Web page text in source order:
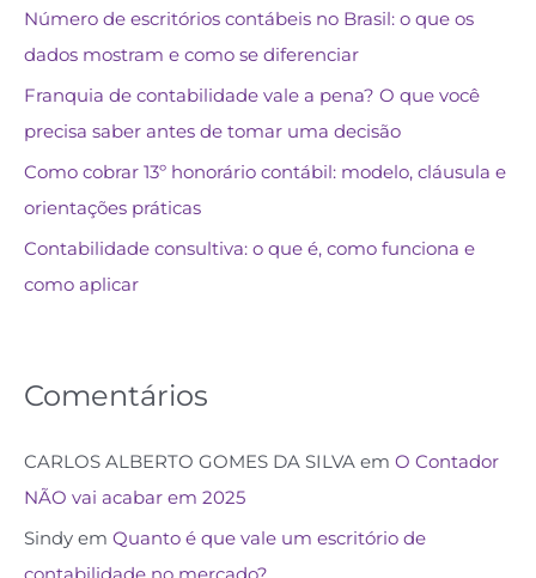
Número de escritórios contábeis no Brasil: o que os
dados mostram e como se diferenciar
Franquia de contabilidade vale a pena? O que você
precisa saber antes de tomar uma decisão
Como cobrar 13º honorário contábil: modelo, cláusula e
orientações práticas
Contabilidade consultiva: o que é, como funciona e
como aplicar
Comentários
CARLOS ALBERTO GOMES DA SILVA em O Contador
NÃO vai acabar em 2025
Sindy em Quanto é que vale um escritório de